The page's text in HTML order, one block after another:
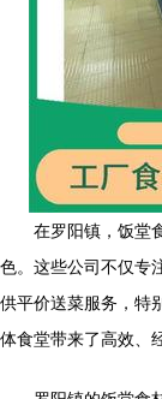
在罗阳镇，饭堂
色。这些公司不仅专
供平价送菜服务，特
体食堂带来了高效、